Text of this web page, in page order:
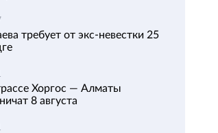
требует от экс-невестки 25
Хоргос — Алматы
8 августа